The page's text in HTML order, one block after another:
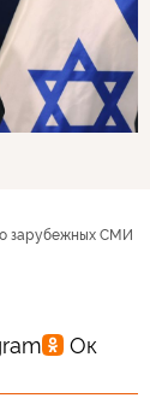
зарубежных СМИ